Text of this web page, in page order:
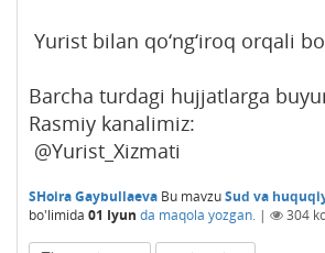
Yurist bilan qo‘ng‘iroq orqali
Barcha turdagi hujjatlarga
Rasmiy kanalimiz:
@Yurist_Xizmati
SHoira Gaybullaeva Bu mavzuSud va
bo'limida 01 Iyun da maqola yozgan. | 304